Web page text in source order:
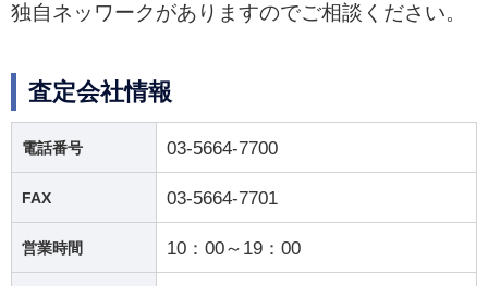
独自ネッワークがありますのでご相談ください。
査定会社情報
電話番号 03-5664-7700
FAX 03-5664-7701
営業時間 10：00～19：00